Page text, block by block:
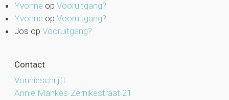
Yvonne op Vooruitgang?
Yvonne op Vooruitgang?
Jos op Vooruitgang?
Contact
Vonnieschrijft
Annie Mankes-Zernikestraat 21